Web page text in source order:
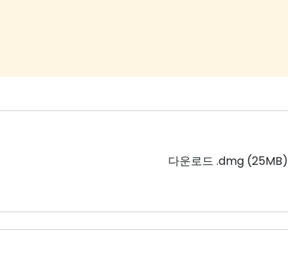
다운로드 .dmg (25MB)